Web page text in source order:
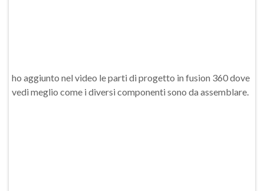
ho aggiunto nel video le parti di progetto in fusion 360 dove
vedi meglio come i diversi componenti sono da assemblare.